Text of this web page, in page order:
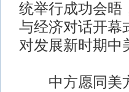
统举行成功会晤
与经济对话开幕
对发展新时期中
中方愿同美方